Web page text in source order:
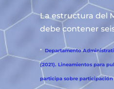
La estructura del
debe contener
* Departamento
(2021). Lineamientos para
participa sobre